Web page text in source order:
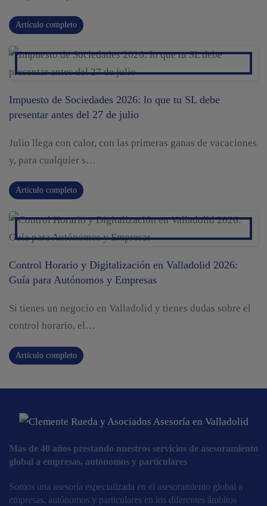
Artículo completo
Impuesto de Sociedades 2026: lo que tu SL debe
presentar antes del 27 de julio
Julio llega con calor, con las primeras ganas de vacaciones
y, para cualquier s…
Artículo completo
Control Horario y Digitalización en Valladolid 2026:
Guía para Autónomos y Empresas
Si tienes un negocio en Valladolid y tienes dudas sobre el
control horario, el…
Artículo completo
Más de 40 años prestando nuestros servicios de asesoramiento
global a empresas, autónomos y particulares
Somos una asesoría especializada en el asesoramiento global a
empresas, autónomos y particulares en los diferentes ámbitos